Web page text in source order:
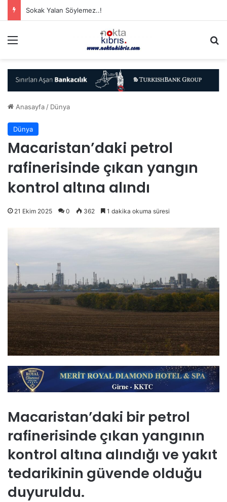
Sokak Yalan Söylemez..!
Anasayfa / Dünya
Dünya
Macaristan’daki petrol
rafinerisinde çıkan yangın
kontrol altına alındı
21 Ekim 2025 0 362 1 dakika okuma süresi
Macaristan’daki bir petrol
rafinerisinde çıkan yangının
kontrol altına alındığı ve yakıt
tedarikinin güvende olduğu
duyuruldu.